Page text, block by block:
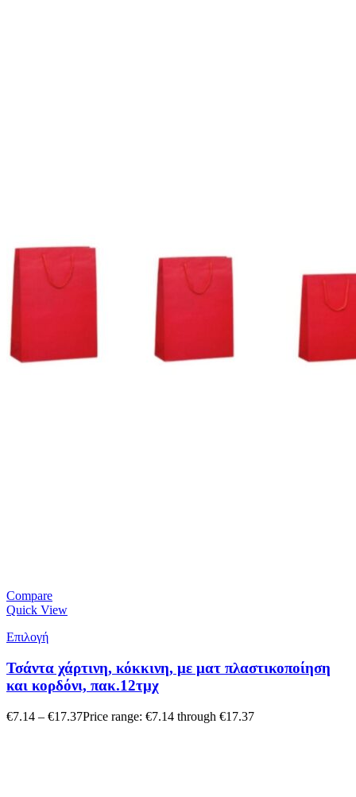
Compare
Quick View
Επιλογή
Τσάντα χάρτινη, κόκκινη, με ματ πλαστικοποίηση
και κορδόνι, πακ.12τμχ
€7.14 – €17.37Price range: €7.14 through €17.37